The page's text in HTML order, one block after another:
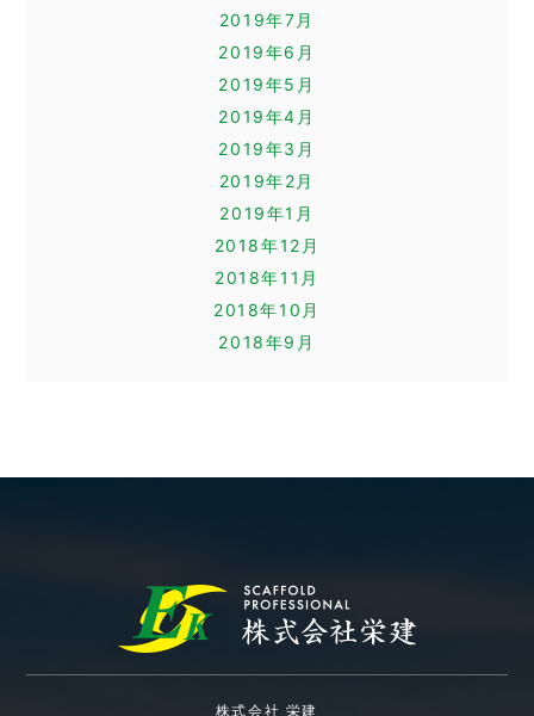
2019年7月
2019年6月
2019年5月
2019年4月
2019年3月
2019年2月
2019年1月
2018年12月
2018年11月
2018年10月
2018年9月
株式会社 栄建